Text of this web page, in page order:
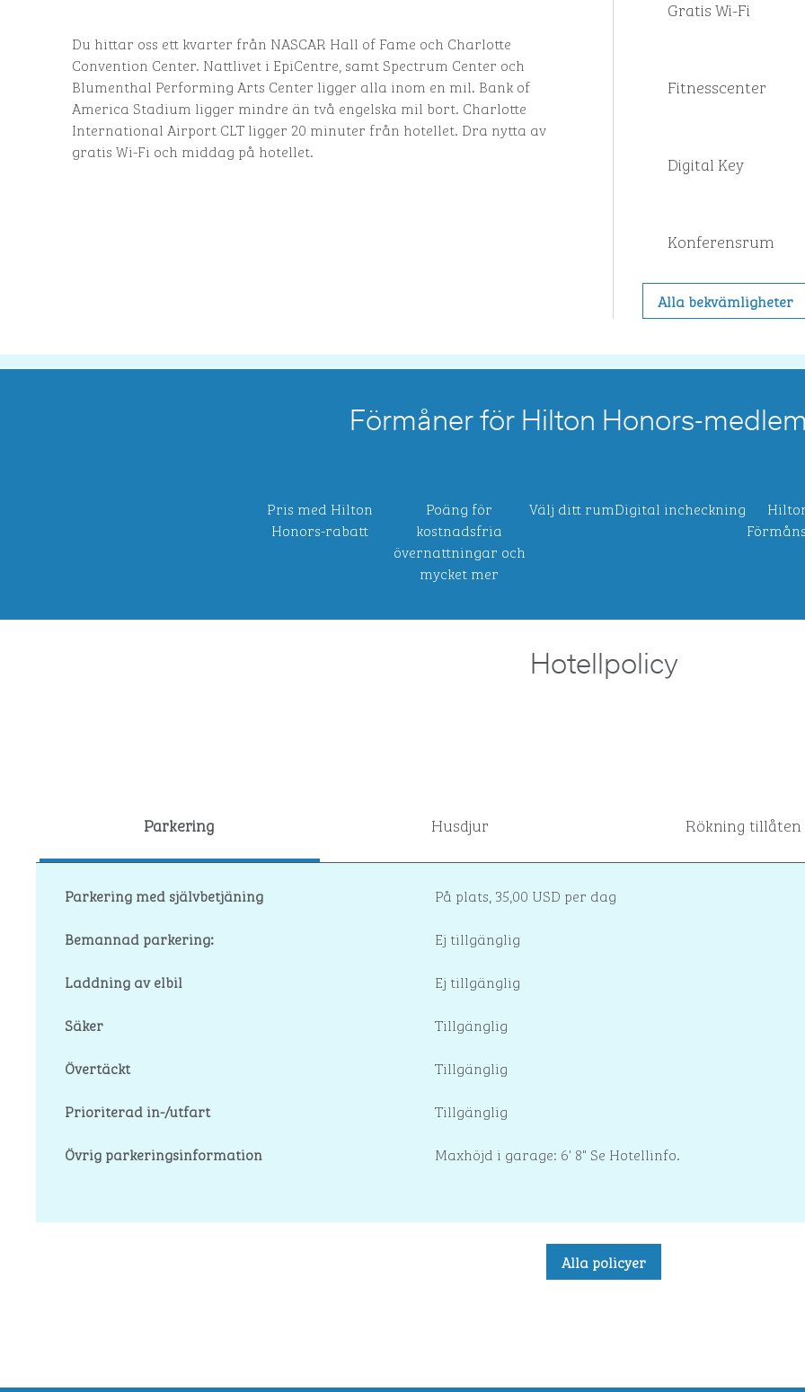
Du hittar oss ett kvarter från NASCAR Hall of Fame och Charlotte
Convention Center. Nattlivet i EpiCentre, samt Spectrum Center och
Blumenthal Performing Arts Center ligger alla inom en mil. Bank of
America Stadium ligger mindre än två engelska mil bort. Charlotte
International Airport CLT ligger 20 minuter från hotellet. Dra nytta av
gratis Wi-Fi och middag på hotellet.
Gratis Wi-Fi
Fitnesscenter
Digital Key
Konferensrum
Alla bekvämligheter
Förmåner för Hilton Honors-
Pris med Hilton
Honors-rabatt
Poäng för
kostnadsfria
övernattningar och
mycket mer
Välj ditt rumDigital incheckning
Hotellpolicy
Parkering Husdjur Rökning tillåten
Parkering med självbetjäning På plats, 35,00 USD per dag
Bemannad parkering:
Ej tillgänglig
Laddning av elbil
Ej tillgänglig
Säker
Tillgänglig
Övertäckt
Tillgänglig
Prioriterad in-/utfart
Tillgänglig
Övrig parkeringsinformation
Maxhöjd i garage: 6' 8" Se Hotellinfo.
Alla policyer